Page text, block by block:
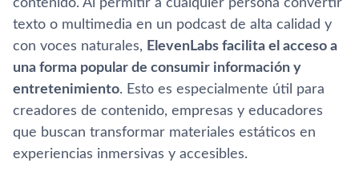
contenido. Al permitir a cualquier persona convertir
texto o multimedia en un podcast de alta calidad y
con voces naturales, ElevenLabs facilita el acceso a
una forma popular de consumir información y
entretenimiento. Esto es especialmente útil para
creadores de contenido, empresas y educadores
que buscan transformar materiales estáticos en
experiencias inmersivas y accesibles.